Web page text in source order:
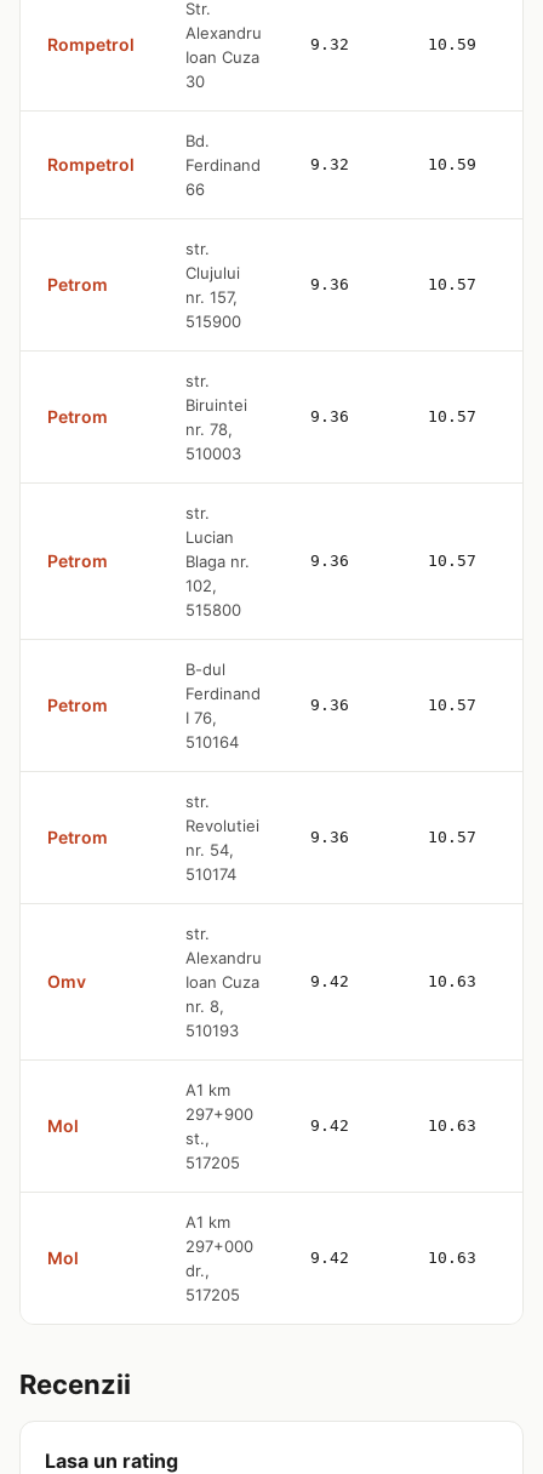
Rompetrol
Str.
Alexandru
Ioan Cuza
30
9.32 10.59
Rompetrol
Bd.
Ferdinand
66
9.32 10.59
Petrom
str.
Clujului
nr. 157,
515900
9.36 10.57
Petrom
str.
Biruintei
nr. 78,
510003
9.36 10.57
Petrom
str.
Lucian
Blaga nr.
102,
515800
9.36 10.57
Petrom
B-dul
Ferdinand
I 76,
510164
9.36 10.57
Petrom
str.
Revolutiei
nr. 54,
510174
9.36 10.57
Omv
str.
Alexandru
Ioan Cuza
nr. 8,
510193
9.42 10.63
Mol
A1 km
297+900
st.,
517205
9.42 10.63
Mol
A1 km
297+000
dr.,
517205
9.42 10.63
Recenzii
Lasa un rating